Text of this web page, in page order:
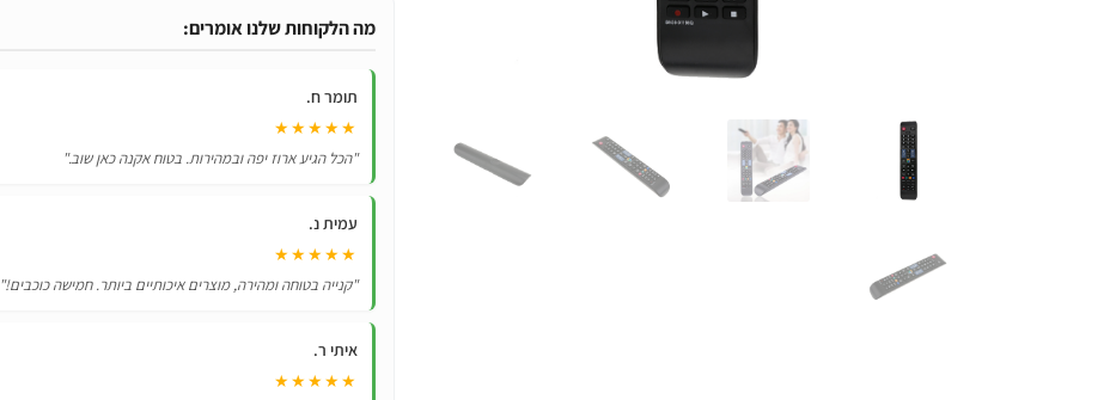
לטלוויזיות
Samsung
מה הלקוחות שלנו אומרים:
תומר ח.
★★★★★
"הכל הגיע ארוז יפה ובמהירות. בטוח אקנה כאן שוב."
עמית נ.
★★★★★
"קנייה בטוחה ומהירה, מוצרים איכותיים ביותר. חמישה כוכבים!"
איתי ר.
★★★★★